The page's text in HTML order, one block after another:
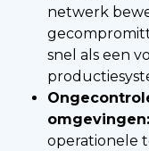
netwerk
snel als een
omgevingen:
operationele